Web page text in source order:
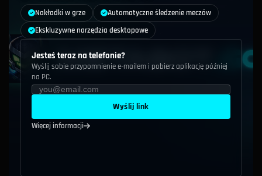
Nakładki w grze
Automatyczne śledzenie meczów
Ekskluzywne narzędzia desktopowe
Jesteś teraz na telefonie?
Wyślij sobie przypomnienie e-mailem i pobierz aplikację później
na PC.
Wyślij link
Więcej informacji